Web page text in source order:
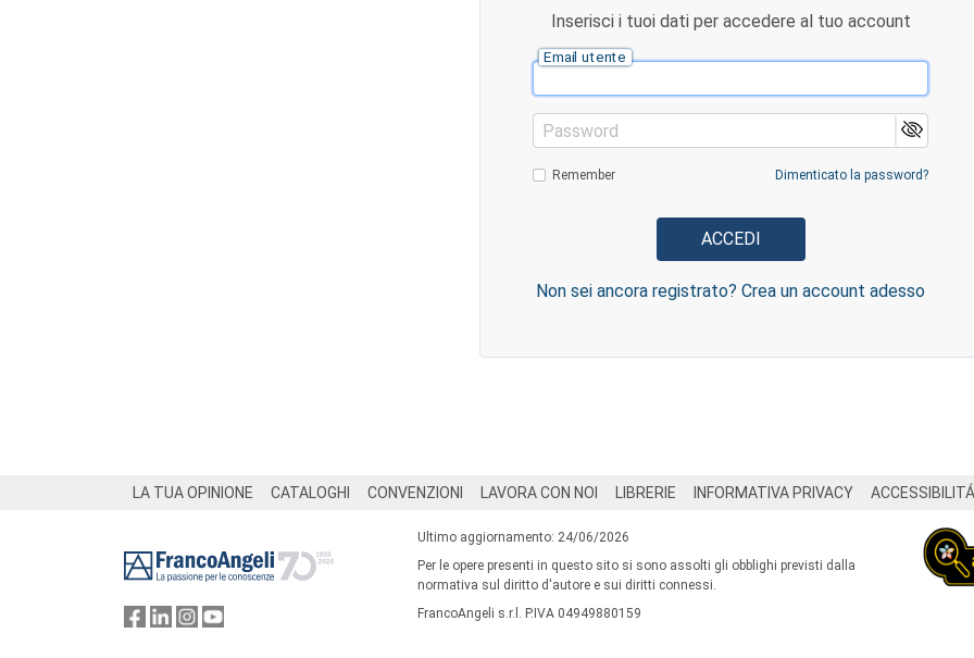
Inserisci i tuoi dati per accedere al tuo account
Email utente
Password
Remember Dimenticato la password?
Non sei ancora registrato? Crea un account adesso
LA TUA OPINIONE CATALOGHI CONVENZIONI LAVORA CON NOI LIBRERIE INFORMATIVA PRIVACY ACCESSIBILITÁ
Ultimo aggiornamento: 24/06/2026
Per le opere presenti in questo sito si sono assolti gli obblighi previsti dalla
normativa sul diritto d'autore e sui diritti connessi.
FrancoAngeli s.r.l. P.IVA 04949880159